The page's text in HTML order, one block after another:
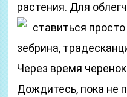
растения. Для
ставиться
зебрина,
Через время
Дождитесь, пока не